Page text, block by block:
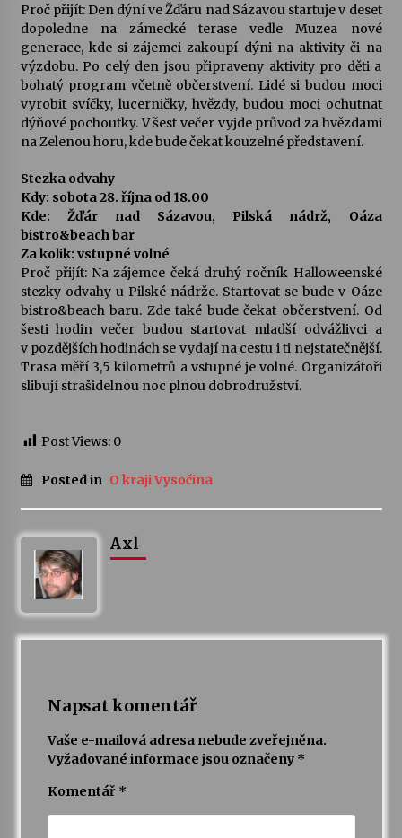
Proč přijít: Den dýní ve Žďáru nad Sázavou startuje v deset
dopoledne na zámecké terase vedle Muzea nové
generace, kde si zájemci zakoupí dýni na aktivity či na
výzdobu. Po celý den jsou připraveny aktivity pro děti a
bohatý program včetně občerstvení. Lidé si budou moci
vyrobit svíčky, lucerničky, hvězdy, budou moci ochutnat
dýňové pochoutky. V šest večer vyjde průvod za hvězdami
na Zelenou horu, kde bude čekat kouzelné představení.
Stezka odvahy
Kdy: sobota 28. října od 18.00
Kde: Žďár nad Sázavou, Pilská nádrž, Oáza
bistro&beach bar
Za kolik: vstupné volné
Proč přijít: Na zájemce čeká druhý ročník Halloweenské
stezky odvahy u Pilské nádrže. Startovat se bude v Oáze
bistro&beach baru. Zde také bude čekat občerstvení. Od
šesti hodin večer budou startovat mladší odvážlivci a
v pozdějších hodinách se vydají na cestu i ti nejstatečnější.
Trasa měří 3,5 kilometrů a vstupné je volné. Organizátoři
slibují strašidelnou noc plnou dobrodružství.
Post Views: 0
Posted in O kraji Vysočina
Axl
Napsat komentář
Vaše e-mailová adresa nebude zveřejněna.
Vyžadované informace jsou označeny *
Komentář *